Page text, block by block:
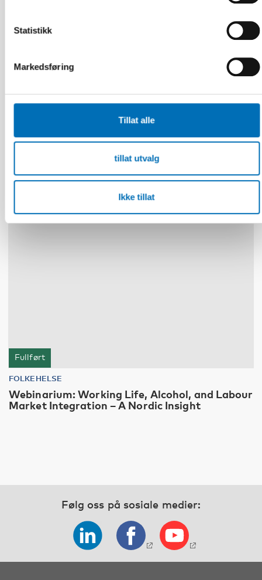
Statistikk
Markedsføring
Tillat alle
tillat utvalg
Ikke tillat
NAD – Nordic Studies on Alcohol and Drugs
Fullført
FOLKEHELSE
Webinarium: Working Life, Alcohol, and Labour
Market Integration – A Nordic Insight
Følg oss på sosiale medier: